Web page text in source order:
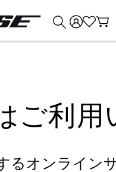
ご利用
オンライン